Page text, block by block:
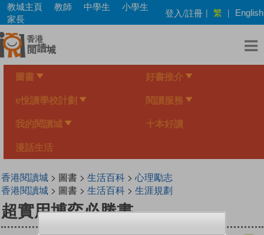
Skip
main
content
教城主頁 教師 中學生
小學生
家長
登入/註冊 | 繁 | English
圖書 好書推介
e悅讀學校計劃 閱讀服務
我的閱讀城 十本好讀
漫話生活
香港閱讀城> 圖書 > 生活百科> 心理勵志
香港閱讀城> 圖書 > 生活百科> 生涯規劃
超實用博弈必勝書